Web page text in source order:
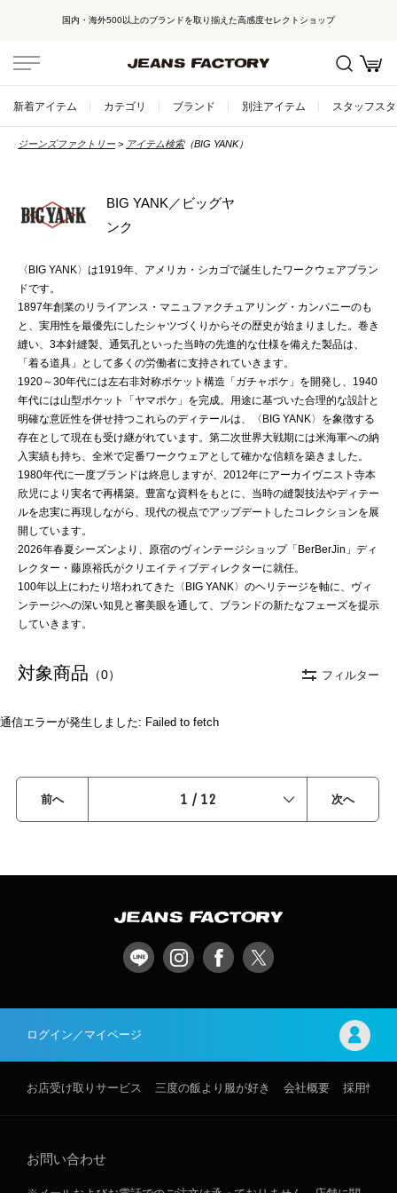
国内・海外500以上のブランドを取り揃えた高感度セレクトショップ
新着アイテム カテゴリ ブランド 別注アイテム スタッフス
ジーンズファクトリー アイテム検索（BIG YANK）
BIG YANK／ビッグヤ
ンク
〈BIG YANK〉は1919年、アメリカ・シカゴで誕生したワークウェアブラン
ドです。
1897年創業のリライアンス・マニュファクチュアリング・カンパニーのも
と、実用性を最優先にしたシャツづくりからその歴史が始まりました。巻き
縫い、3本針縫製、通気孔といった当時の先進的な仕様を備えた製品は、
「着る道具」として多くの労働者に支持されていきます。
1920～30年代には左右非対称ポケット構造「ガチャポケ」を開発し、1940
年代には山型ポケット「ヤマポケ」を完成。用途に基づいた合理的な設計と
明確な意匠性を併せ持つこれらのディテールは、〈BIG YANK〉を象徴する
存在として現在も受け継がれています。第二次世界大戦期には米海軍への納
入実績も持ち、全米で定番ワークウェアとして確かな信頼を築きました。
1980年代に一度ブランドは終息しますが、2012年にアーカイヴニスト寺本
欣児により実名で再構築。豊富な資料をもとに、当時の縫製技法やディテー
ルを忠実に再現しながら、現代の視点でアップデートしたコレクションを展
開しています。
2026年春夏シーズンより、原宿のヴィンテージショップ「BerBerJin」ディ
レクター・藤原裕氏がクリエイティブディレクターに就任。
100年以上にわたり培われてきた〈BIG YANK〉のヘリテージを軸に、ヴィ
ンテージへの深い知見と審美眼を通して、ブランドの新たなフェーズを提示
していきます。
対象商品 （0） フィルター
通信エラーが発生しました: Failed to fetch
前へ 1 / 12 次へ
ログイン／マイページ
お店受け取りサービス 三度の飯より服が好き 会社概要 採用情報
お問い合わせ